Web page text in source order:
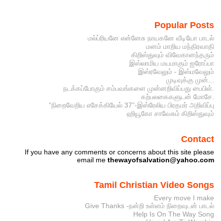
Popular Posts
மல்ப்ரியனே என்னேசு நாயகனே வீடியோ பாடல்
மனம் மாறிய மந்திரவாதி
கிறிஸ்துவும் விவேகானந்தரும்
இஸ்லாமிய மயமாகும் ஐரோப்பா
இஸ்ரவேலும் - இஸ்மவேலும்
முடிவுக்கு முன்...
நடக்கப்போகும் சம்பவங்களை முன்னறிவிப்பது பைபிள்.
கற்பலகைகளுடன் மோசே.
”நிறைவேறிய எசேக்கியேல் 37”-இஸ்ரேலிய பிரதமர் அறிவிப்பு
ஹியூகோ சாவேசும் கிறிஸ்துவும்
Contact
If you have any comments or concerns about this site please
email me thewayofsalvation@yahoo.com
Tamil Christian Video Songs
Every move I make
Give Thanks -நன்றி உள்ளம் நிறைவுடன் பாடல்
Help Is On The Way Song